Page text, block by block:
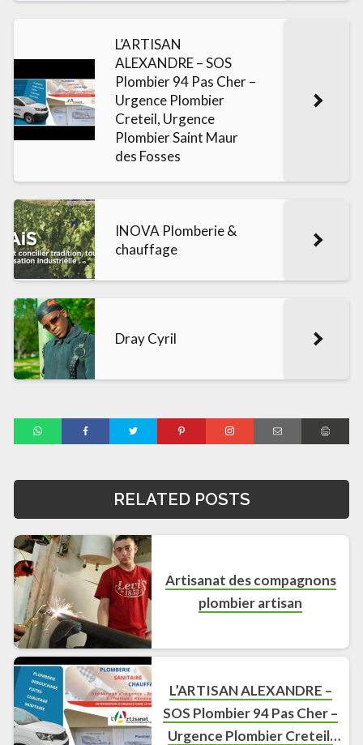
L’ARTISAN
ALEXANDRE – SOS
Plombier 94 Pas Cher –
Urgence Plombier
Creteil, Urgence
Plombier Saint Maur
des Fosses
INOVA Plomberie &
chauffage
Dray Cyril
RELATED POSTS
Artisanat des compagnons
plombier artisan
L’ARTISAN ALEXANDRE –
SOS Plombier 94 Pas Cher –
Urgence Plombier Creteil,